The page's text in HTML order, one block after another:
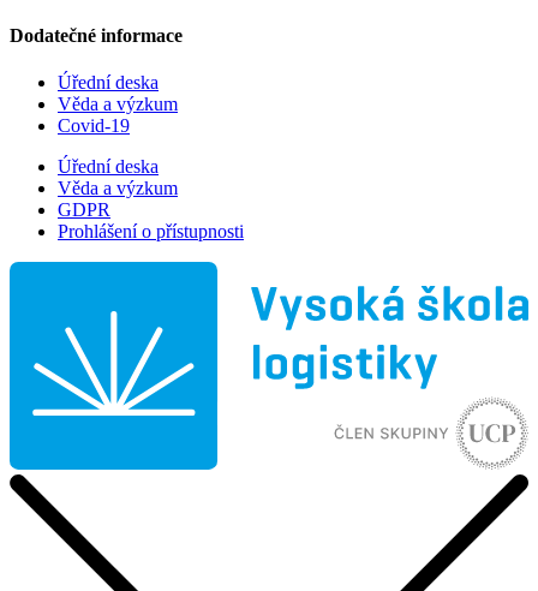
Dodatečné informace
Úřední deska
Věda a výzkum
Covid-19
Úřední deska
Věda a výzkum
GDPR
Prohlášení o přístupnosti